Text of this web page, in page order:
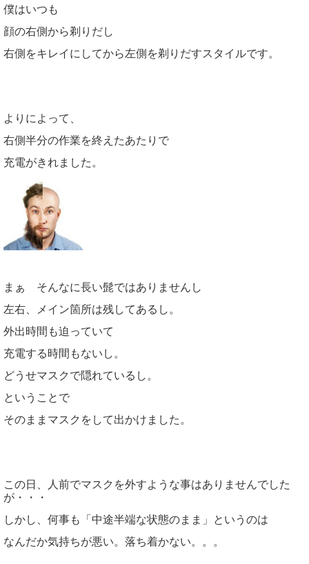
僕はいつも
顔の右側から剃りだし
右側をキレイにしてから左側を剃りだすスタイルです。
よりによって、
右側半分の作業を終えたあたりで
充電がきれました。
まぁ そんなに長い髭ではありませんし
左右、メイン箇所は残してあるし。
外出時間も迫っていて
充電する時間もないし。
どうせマスクで隠れているし。
ということで
そのままマスクをして出かけました。
この日、人前でマスクを外すような事はありませんでした
が・・・
しかし、何事も「中途半端な状態のまま」というのは
なんだか気持ちが悪い。落ち着かない。。。